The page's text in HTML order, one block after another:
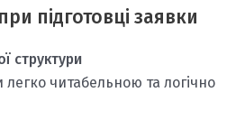
підготовці заявки
структури
читабельною та логічно